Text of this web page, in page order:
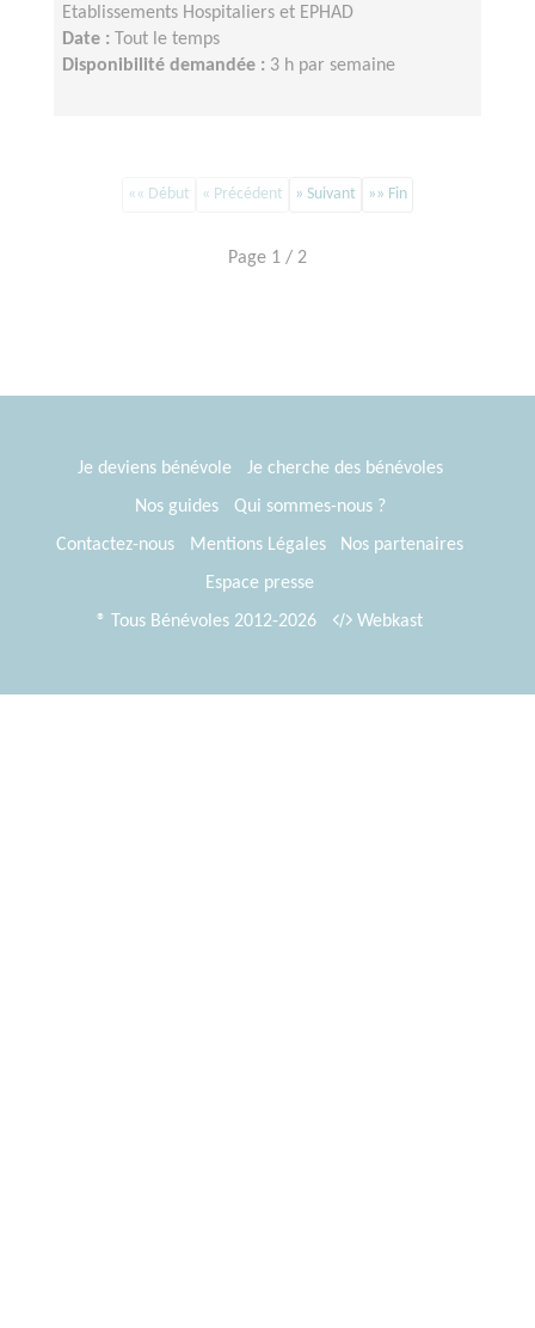
Etablissements Hospitaliers et EPHAD
Date :
Tout le temps
Disponibilité demandée : 3 h par semaine
«« Début « Précédent » Suivant »» Fin
Page 1 / 2
Je deviens bénévole
Je cherche des bénévoles
Nos guides
Qui sommes-nous ?
Contactez-nous
Mentions Légales
Nos partenaires
Espace presse
® Tous Bénévoles 2012-2026
Webkast